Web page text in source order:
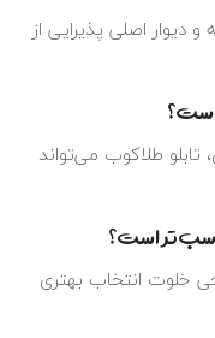
دیوار اصلی پذیرایی از
طلاکوب می‌تواند
است؟
خلوت انتخاب بهتری